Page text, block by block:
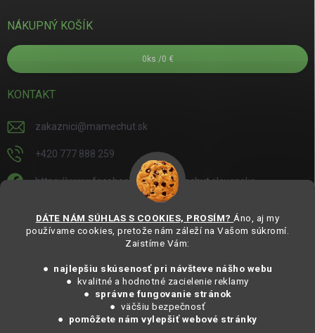
DÁTE NÁM SÚHLAS S COOKIES, PROSÍM? Áno, aj my
používame cookies, pretože nám záleží na Vašom súkromí.
Zaistíme Vám:
● najlepšiu skúsenosť pri návšteve nášho webu
● kvalitné a hodnotné zacielenie reklamy
●
správne fungovanie stránok
● väčšiu bezpečnosť
● pomôžete nám vylepšiť webové stránky
NÁKUPNÝ KOŠÍK
0 ks /0 €
KONTAKT
zakaznici@mamechut.sk
+420 777 888 259
https://www.facebook.com/mamechut.slovensko
https://www.youtube.com/@mamechutczsk
@mamechut.czsk
MámeChuť Organic. Všechna práva vyhrazena.